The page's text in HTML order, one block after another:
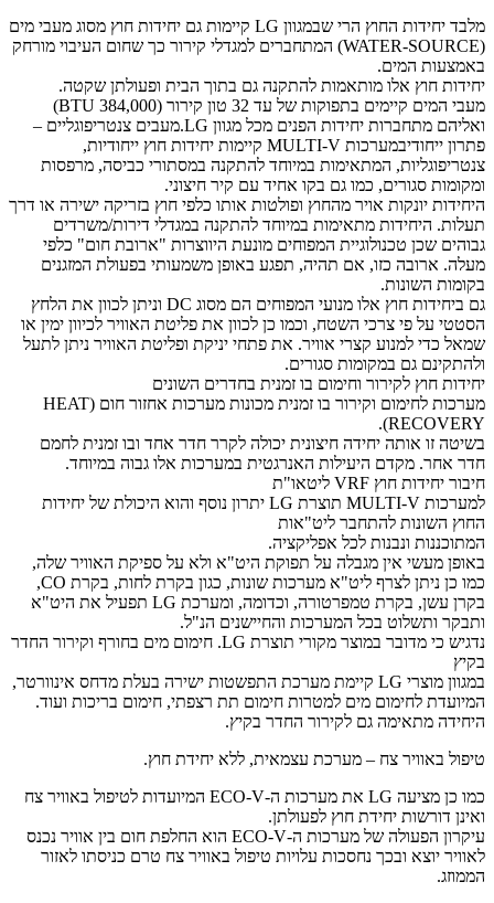
מלבד יחידות החוץ הרי שבמגוון LG קיימות גם יחידות חוץ מסוג מעבי מים
(WATER-SOURCE) המתחברים למגדלי קירור כך שחום העיבוי מורחק
באמצעות המים.
יחידות חוץ אלו מותאמות להתקנה גם בתוך הבית ופעולתן שקטה.
מעבי המים קיימים בתפוקות של עד 32 טון קירור (384,000 BTU)
ואליהם מתחברות יחידות הפנים מכל מגוון LG.מעבים צנטריפוגליים –
פתרון ייחודיבמערכות MULTI-V קיימות יחידות חוץ ייחודיות,
צנטריפוגליות, המתאימות במיוחד להתקנה במסתורי כביסה, מרפסות
ומקומות סגורים, כמו גם בקו אחיד עם קיר חיצוני.
היחידות יונקות אויר מהחוץ ופולטות אותו כלפי חוץ בזריקה ישירה או דרך
תעלות. היחידות מתאימות במיוחד להתקנה במגדלי דירות/משרדים
גבוהים שכן טכנולוגיית המפוחים מונעת היווצרות "ארובת חום" כלפי
מעלה. ארובה כזו, אם תהיה, תפגע באופן משמעותי בפעולת המזגנים
בקומות השונות.
גם ביחידות חוץ אלו מנועי המפוחים הם מסוג DC וניתן לכוון את הלחץ
הסטטי על פי צרכי השטח, וכמו כן לכוון את פליטת האוויר לכיוון ימין או
שמאל כדי למנוע קצרי אוויר. את פתחי יניקת ופליטת האוויר ניתן לתעל
ולהתקינם גם במקומות סגורים.
יחידות חוץ לקירור וחימום בו זמנית בחדרים השונים
מערכות לחימום וקירור בו זמנית מכונות מערכות אחזור חום (HEAT
RECOVERY).
בשיטה זו אותה יחידה חיצונית יכולה לקרר חדר אחד ובו זמנית לחמם
חדר אחר. מקדם היעילות האנרגטית במערכות אלו גבוה במיוחד.
חיבור יחידות חוץ VRF ליטאו"ת
למערכות MULTI-V תוצרת LG יתרון נוסף והוא היכולת של יחידות
החוץ השונות להתחבר ליט"אות
המתוכננות ונבנות לכל אפליקציה.
באופן מעשי אין מגבלה על תפוקת היט"א ולא על ספיקת האוויר שלה,
כמו כן ניתן לצרף ליט"א מערכות שונות, כגון בקרת לחות, בקרת CO,
בקרן עשן, בקרת טמפרטורה, וכדומה, ומערכת LG תפעיל את היט"א
ותבקר ותשלוט בכל המערכות והחיישנים הנ"ל.
נדגיש כי מדובר במוצר מקורי תוצרת LG. חימום מים בחורף וקירור החדר
בקיץ
במגוון מוצרי LG קיימת מערכת התפשטות ישירה בעלת מדחס אינוורטר,
המיועדת לחימום מים למטרות חימום תת רצפתי, חימום בריכות ועוד.
היחידה מתאימה גם לקירור החדר בקיץ.
טיפול באוויר צח – מערכת עצמאית, ללא יחידת חוץ.
כמו כן מציעה LG את מערכות ה-ECO-V המיועדות לטיפול באוויר צח
ואינן דורשות יחידת חוץ לפעולתן.
עיקרון הפעולה של מערכות ה-ECO-V הוא החלפת חום בין אוויר נכנס
לאוויר יוצא ובכך נחסכות עלויות טיפול באוויר צח טרם כניסתו לאזור
הממוזג.